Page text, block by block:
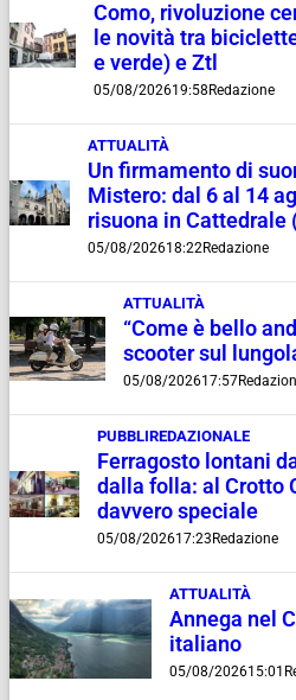
Como, rivoluzione
le novità tra
e verde) e Ztl
05/08/202619:58 Redazione
ATTUALITÀ
Un firmamento di
Mistero: dal 6 al 14
risuona in Cattedrale
05/08/202618:22Redazione
ATTUALITÀ
“Come è bello
scooter sul
05/08/202617:57
PUBBLIREDAZIONALE
Ferragosto lontani
dalla folla: al Crotto
davvero speciale
05/08/202617:23 Redazione
ATTUALITÀ
Annega nel
italiano
05/08/202615:01